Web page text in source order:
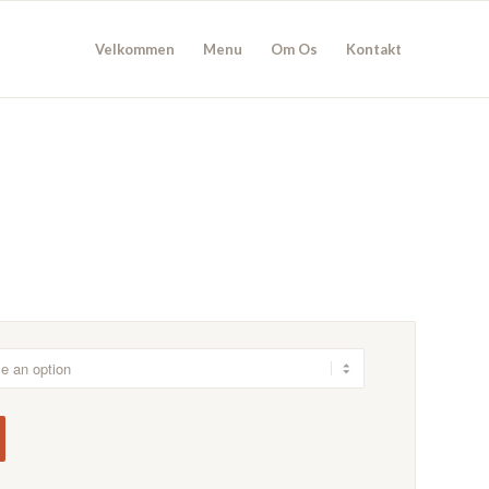
Velkommen Menu Om Os Kontakt